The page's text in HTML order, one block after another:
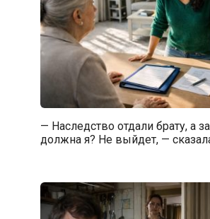
— Наследство отдали брату, а
должна я? Не выйдет, —